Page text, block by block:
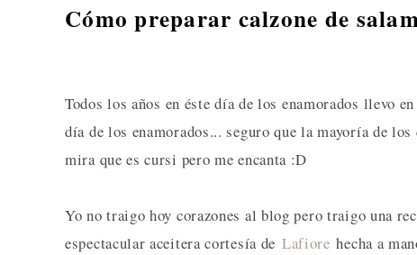
Cómo preparar calzone de
Todos los años en éste día de los enamorados llevo
día de los enamorados... seguro que la mayoría de
mira que es cursi pero me encanta :D
Yo no traigo hoy corazones al blog pero traigo una
espectacular aceitera cortesía de Lafiore hecha a